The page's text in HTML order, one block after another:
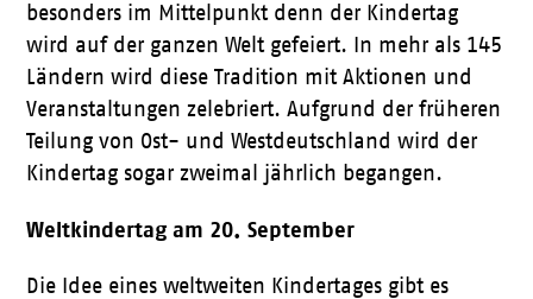
besonders im Mittelpunkt denn der Kindertag
wird auf der ganzen Welt gefeiert. In mehr als 145
Ländern wird diese Tradition mit Aktionen und
Veranstaltungen zelebriert. Aufgrund der früheren
Teilung von Ost- und Westdeutschland wird der
Kindertag sogar zweimal jährlich begangen.
Weltkindertag am 20. September
Die Idee eines weltweiten Kindertages gibt es